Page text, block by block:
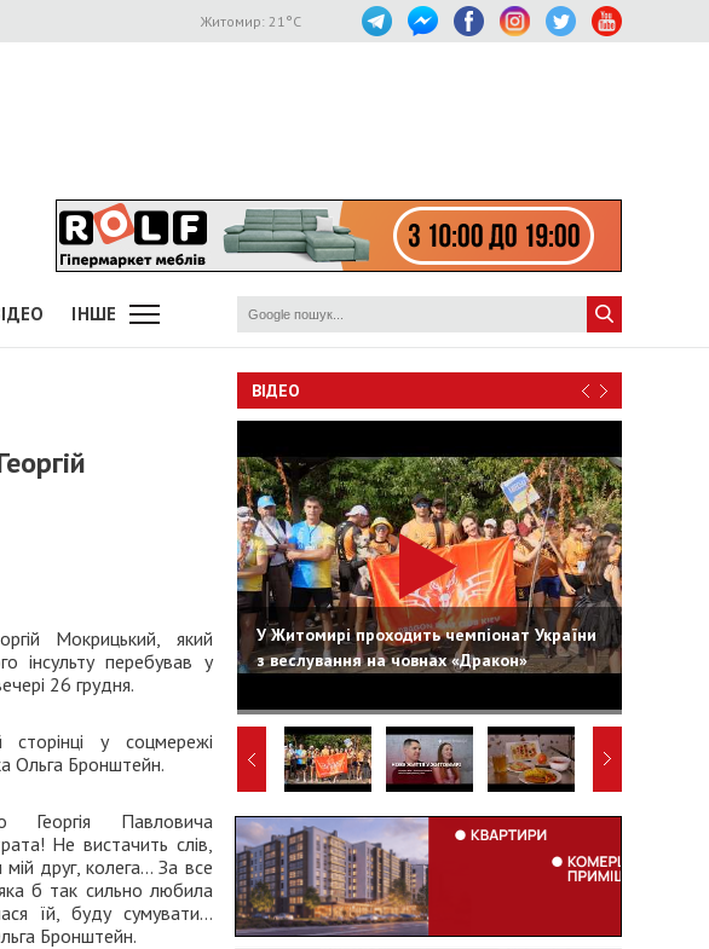
Житомир: 21°C
ІНШЕ
Мокрицький, який
інсульту перебував у
26 грудня.
у соцмережі
Ольга Бронштейн.
Павловича
Не вистачить слів,
друг, колега… За все
б так сильно любила
їй, буду сумувати…
Бронштейн.
ВІДЕО
У Житомирі проходить чемпіонат України
з веслування на човнах «Дракон»